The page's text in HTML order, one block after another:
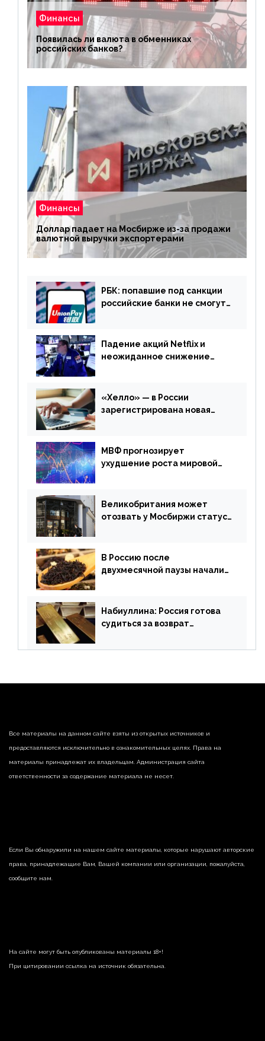
Финансы
Появилась ли валюта в обменниках
российских банков?
Финансы
Доллар падает на Мосбирже из-за продажи
валютной выручки экспортерами
РБК: попавшие под санкции
российские банки не смогут
Падение акций Netflix и
неожиданное снижение
апреля
«Хелло» — в России
зарегистрирована новая
МВФ прогнозирует
ухудшение роста мировой
апреля
Великобритания может
отозвать у Мосбиржи статус
В Россию после
двухмесячной паузы начали
Набиуллина: Россия готова
судиться за возврат
страны
Все материалы на данном сайте взяты из открытых источников и
предоставляются исключительно в ознакомительных целях. Права на
материалы принадлежат их владельцам. Администрация сайта
ответственности за содержание материала не несет.
Если Вы обнаружили на нашем сайте материалы, которые нарушают авторские
права, принадлежащие Вам, Вашей компании или организации, пожалуйста,
сообщите нам.
На сайте могут быть опубликованы материалы 18+!
При цитировании ссылка на источник обязательна.